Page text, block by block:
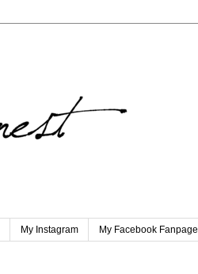
My Instagram My Facebook Fanpage